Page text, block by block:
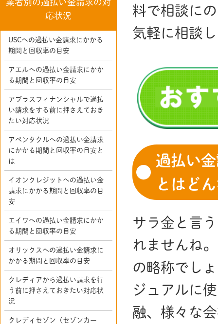
料で相談に
気軽に相談
過払い
とはど
サラ金と言
れませんね
の略称でし
ジュアルに
融、様々な
業者別の過払い金請求の対
応状況
USCへの過払い金請求にかかる
期間と回収率の目安
アエルへの過払い金請求にかか
る期間と回収率の目安
アプラスフィナンシャルで過払
い請求をする前に押さえておき
たい対応状況
アペンタクルへの過払い金請求
にかかる期間と回収率の目安と
は
イオンクレジットへの過払い金
請求にかかる期間と回収率の目
安
エイワへの過払い金請求にかか
る期間と回収率の目安
オリックスへの過払い金請求に
かかる期間と回収率の目安
クレディアから過払い請求を行
う前に押さえておきたい対応状
況
クレディセゾン（セゾンカー